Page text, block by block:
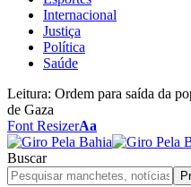
Internacional
Justiça
Política
Saúde
Leitura: Ordem para saída da
de Gaza
Font ResizerAa
Buscar